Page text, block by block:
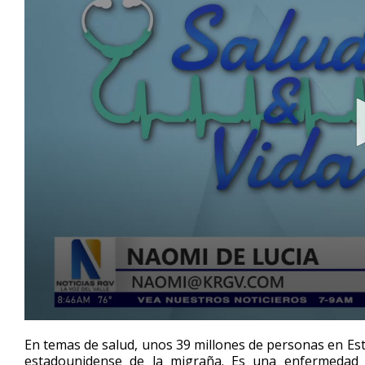
seconds
of
En temas de salud, unos 39 millones de personas en
estadounidense de la migraña. Es una